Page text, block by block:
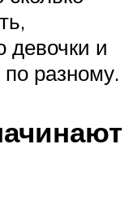
девочки и
разному.